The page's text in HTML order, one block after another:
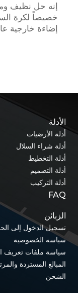
إنه حل نظيف
خصيصاً لكرة
إضاءة خارجية
الأدلة
أدلة الأرضيات
أدلة شراء السلال
أدلة التخطيط
أدلة التصميم
أدلة التركيب
FAQ
الزبائن
تسجيل الدخول إلى
سياسة الخصوصية
سياسة ملفات تعريف
المبالغ المستردة
الشحن